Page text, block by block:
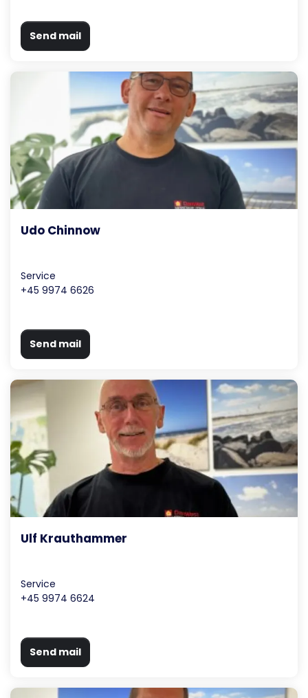
Send mail
Udo Chinnow
Service
+45 9974 6626
Send mail
Ulf Krauthammer
Service
+45 9974 6624
Send mail